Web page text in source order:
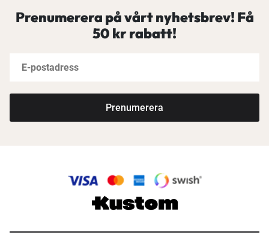
Prenumerera på vårt nyhetsbrev! Få
50 kr rabatt!
Prenumerera